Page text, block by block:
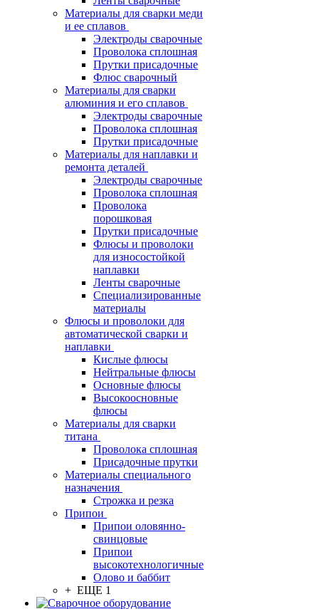
Материалы для сварки меди
и ее сплавов
Электроды сварочные
Проволока сплошная
Прутки присадочные
Флюс сварочный
Материалы для сварки
алюминия и его сплавов
Электроды сварочные
Проволока сплошная
Прутки присадочные
Материалы для наплавки и
ремонта деталей
Электроды сварочные
Проволока сплошная
Проволока
порошковая
Прутки присадочные
Флюсы и проволоки
для износостойкой
наплавки
Ленты сварочные
Специализированные
материалы
Флюсы и проволоки для
автоматической сварки и
наплавки
Кислые флюсы
Нейтральные флюсы
Основные флюсы
Высокоосновные
флюсы
Материалы для сварки
титана
Проволока сплошная
Присадочные прутки
Материалы специального
назначения
Строжка и резка
Припои
Припои оловянно-
свинцовые
Припои
высокотехнологичные
Олово и баббит
+ ЕЩЕ 1